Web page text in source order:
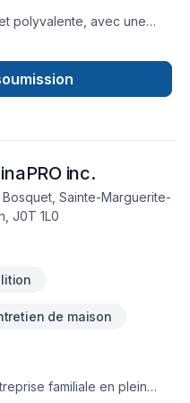
polyvalente, avec une
spécialisées en
de projet, nous
de l’ensemble
inc.
Sainte-Marguerite-
J0T 1L0
de maison
familiale en plein